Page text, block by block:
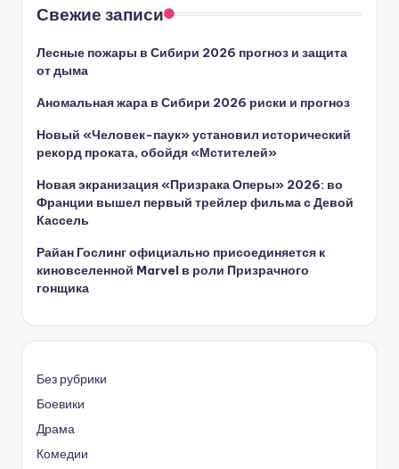
Свежие записи
Лесные пожары в Сибири 2026 прогноз и защита
от дыма
Аномальная жара в Сибири 2026 риски и прогноз
Новый «Человек-паук» установил исторический
рекорд проката, обойдя «Мстителей»
Новая экранизация «Призрака Оперы» 2026: во
Франции вышел первый трейлер фильма с Девой
Кассель
Райан Гослинг официально присоединяется к
киновселенной Marvel в роли Призрачного
гонщика
Без рубрики
Боевики
Драма
Комедии